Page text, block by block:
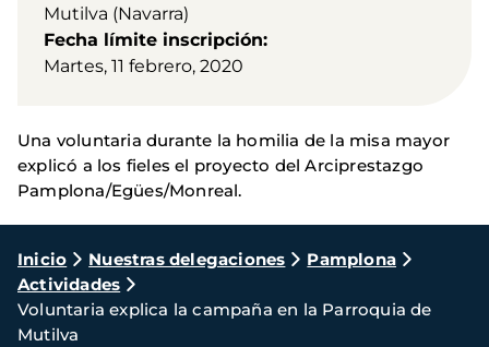
Mutilva (Navarra)
Fecha límite inscripción
Martes, 11 febrero, 2020
Una voluntaria durante la homilia de la misa mayor
explicó a los fieles el proyecto del Arciprestazgo
Pamplona/Egües/Monreal.
Ruta
de
navegación
Inicio Nuestras delegaciones
Pamplona
Actividades
Voluntaria explica la campaña en la Parroquia de
Mutilva